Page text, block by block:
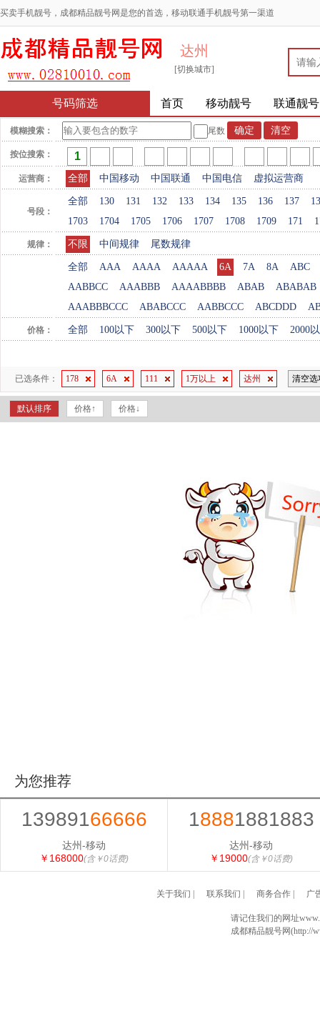
买卖手机靓号，成都精品靓号网是您的首选，移动联通手机靓号第一渠道
达州
[切换城市]
号码筛选 首页 移动靓号 联通靓号
模糊搜索： 尾数
按位搜索：
运营商： 全部 中国移动 中国联通 中国电信 虚拟运营商
号段：
全部 130 131 132 133 134 135 136 137
1703
1704 1705 1706 1707 1708 1709 171
规律： 不限 中间规律 尾数规律
全部 AAA AAAA AAAAA 6A 7A 8A
ABC
AABBCC
AAABBB AAAABBBB ABAB
ABABAB
AAABBBCCC
ABABCCC AABBCCC ABCDDD
价格： 全部 100以下 300以下 500以下 1000以下 2000
已选条件： 178 6A 111 1万以上 达州 清空选
默认排序 价格↑ 价格↓
为您推荐
13989166666
达州-移动
￥168000(含￥0话费)
18881881883
达州-移动
￥19000(含￥0话费)
关于我们 联系我们 商务合作| 广
请记住我们的网址
成都精品靓号网(http://